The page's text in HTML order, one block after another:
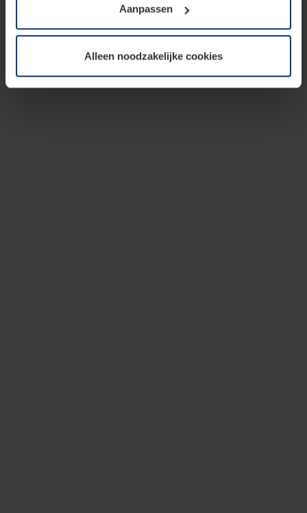
soorten cookies is uw toestemming benodigd. Uw
toestemming kunt u op elk moment bij de uitleg van de
wijzigen of herroepen.
Aanpassen
Alleen noodzakelijke cookies